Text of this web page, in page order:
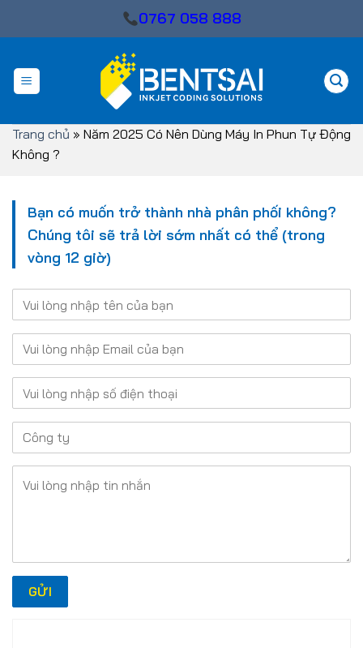
0767 058 888
Trang chủ » Năm 2025 Có Nên Dùng Máy In Phun Tự Động
Không ?
Bạn có muốn trở thành nhà phân phối không?
Chúng tôi sẽ trả lời sớm nhất có thể (trong
vòng 12 giờ)